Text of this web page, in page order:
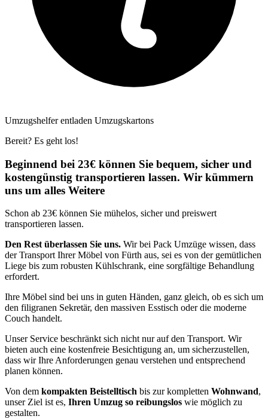
Umzugshelfer entladen Umzugskartons
Bereit? Es geht los!
Beginnend bei 23€ können Sie bequem, sicher und
kostengünstig transportieren lassen. Wir kümmern
uns um alles Weitere
Schon ab 23€ können Sie mühelos, sicher und preiswert
transportieren lassen.
Den Rest überlassen Sie uns. Wir bei Pack Umzüge wissen, dass
der Transport Ihrer Möbel von Fürth aus, sei es von der gemütlichen
Liege bis zum robusten Kühlschrank, eine sorgfältige Behandlung
erfordert.
Ihre Möbel sind bei uns in guten Händen, ganz gleich, ob es sich um
den filigranen Sekretär, den massiven Esstisch oder die moderne
Couch handelt.
Unser Service beschränkt sich nicht nur auf den Transport. Wir
bieten auch eine kostenfreie Besichtigung an, um sicherzustellen,
dass wir Ihre Anforderungen genau verstehen und entsprechend
planen können.
Von dem kompakten Beistelltisch bis zur kompletten Wohnwand,
unser Ziel ist es, Ihren Umzug so reibungslos wie möglich zu
gestalten.